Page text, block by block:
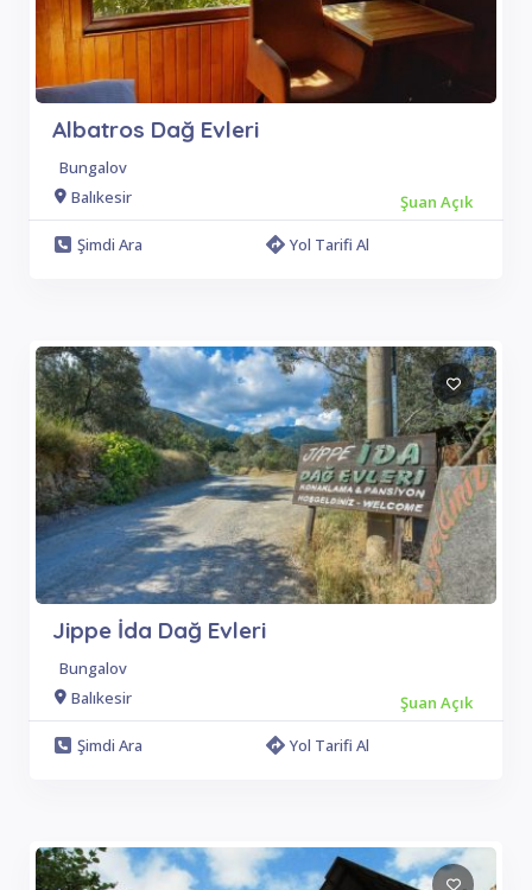
Albatros Dağ Evleri
Bungalov
Balıkesir
Şuan Açık
Şimdi Ara
Yol Tarifi Al
Jippe İda Dağ Evleri
Bungalov
Balıkesir
Şuan Açık
Şimdi Ara
Yol Tarifi Al